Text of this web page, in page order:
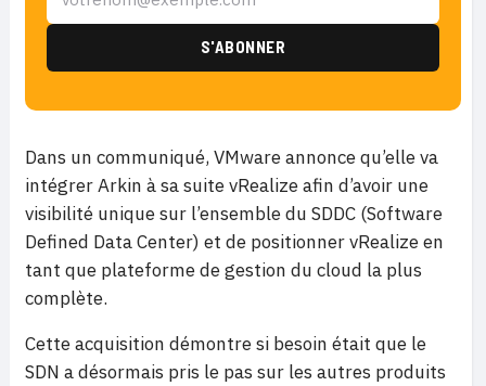
Dans un communiqué, VMware annonce qu’elle va
intégrer Arkin à sa suite vRealize afin d’avoir une
visibilité unique sur l’ensemble du SDDC (Software
Defined Data Center) et de positionner vRealize en
tant que plateforme de gestion du cloud la plus
complète.
Cette acquisition démontre si besoin était que le
SDN a désormais pris le pas sur les autres produits